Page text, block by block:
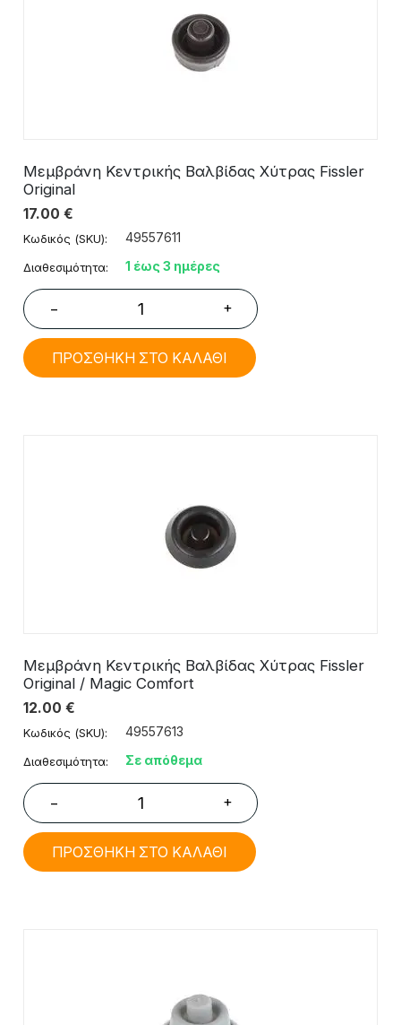
Μεμβράνη Κεντρικής Βαλβίδας Χύτρας Fissler
Original
17.00 €
Κωδικός (SKU): 49557611
Διαθεσιμότητα: 1 έως 3 ημέρες
− +
ΠΡΟΣΘΗΚΗ ΣΤΟ ΚΑΛΑΘΙ
Μεμβράνη Κεντρικής Βαλβίδας Χύτρας Fissler
Original / Magic Comfort
12.00 €
Κωδικός (SKU): 49557613
Διαθεσιμότητα: Σε απόθεμα
− +
ΠΡΟΣΘΗΚΗ ΣΤΟ ΚΑΛΑΘΙ